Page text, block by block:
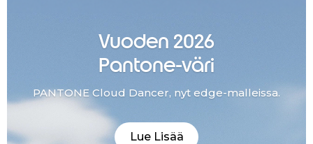
Vuoden 2026
Pantone-väri
PANTONE Cloud Dancer, nyt edge-malleissa.
Lue Lisää